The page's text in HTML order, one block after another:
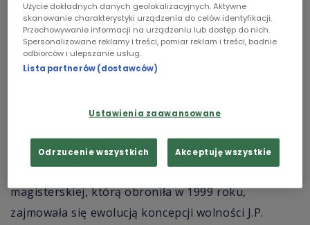
Podcasty
Dorota Boniecka-Górny
Poprzez reportaż radiowy chce dzielić się ze
ludzkich losów.
Jest absolwentką Wydziału Filozofii na ATK, w pracy
magisterskiej, którą obroniła w 1999 roku,
zajmowała się ewolucją koncepcji wolności J.P.
Użycie dokładnych danych geolokalizacyjnych. Aktywne
skanowanie charakterystyki urządzenia do celów identyfikacji.
Przechowywanie informacji na urządzeniu lub dostęp do nich.
Spersonalizowane reklamy i treści, pomiar reklam i treści, badnie
odbiorców i ulepszanie usług.
Lista partnerów (dostawców)
Ustawienia zaawansowane
Odrzucenie wszystkich Akceptuję wszystkie